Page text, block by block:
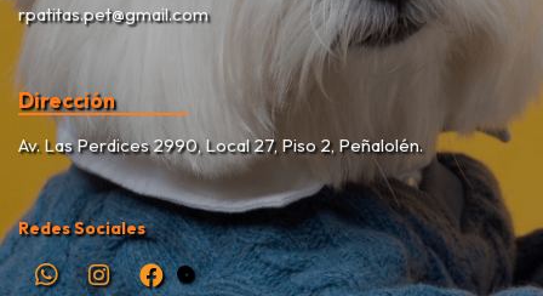
rpatitas.pet@gmail.com
Dirección
Av. Las Perdices 2990, Local 27, Piso 2, Peñalolén.
Redes Sociales